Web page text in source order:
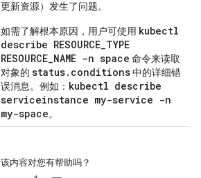
更新资源）发生了问题。
如需了解根本原因，用户可使用 kubectl
describe RESOURCE_TYPE
RESOURCE_NAME -n space 命令来读取
对象的 status.conditions中的详细错
误消息。例如： kubectl describe
serviceinstance my-service -n
my-space。
该内容对您有帮助吗？